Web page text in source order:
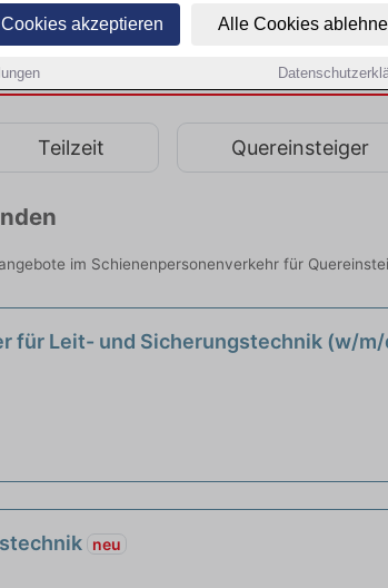
akzeptieren Alle Cookies
Teilzeit Quereinsteiger
im Schienenpersonenverkehr für
für Leit- und Sicherungstechnik (w/m/
neu